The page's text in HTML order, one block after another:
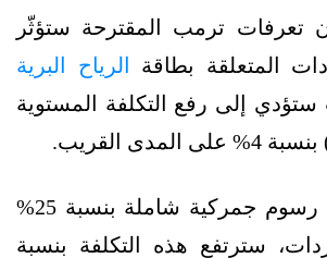
تعرفات ترمب المقترحة ستؤثّر
المتعلقة بطاقة
الرياح البرية
إلى رفع التكلفة المستوية
وفي حالة فرض رسوم جمركية شاملة بنسبة 25%
سترتفع هذه التكلفة بنسبة